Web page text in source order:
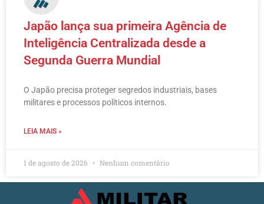
Japão lança sua primeira Agência de
Inteligência Centralizada desde a
Segunda Guerra Mundial
O Japão precisa proteger segredos industriais, bases
militares e processos políticos internos.
LEIA MAIS »
1 de agosto de 2026 Nenhum comentário